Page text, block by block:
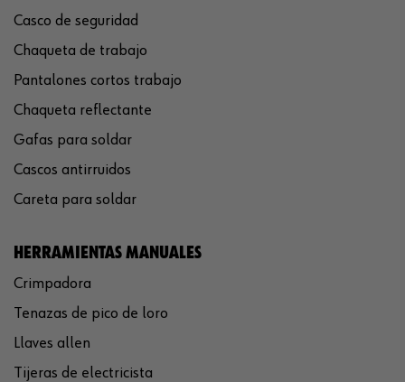
Casco de seguridad
Chaqueta de trabajo
Pantalones cortos trabajo
Chaqueta reflectante
Gafas para soldar
Cascos antirruidos
Careta para soldar
HERRAMIENTAS MANUALES
Crimpadora
Tenazas de pico de loro
Llaves allen
Tijeras de electricista